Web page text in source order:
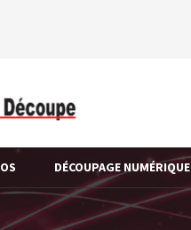
DÉCOUPAGE NUMÉRIQUE